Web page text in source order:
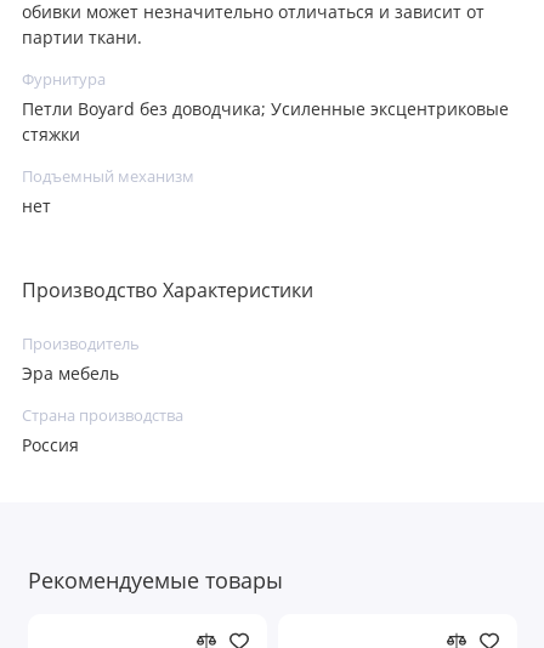
обивки может незначительно отличаться и зависит от
партии ткани.
Фурнитура
Петли Boyard без доводчика; Усиленные эксцентриковые
стяжки
Подъемный механизм
нет
Производство Характеристики
Производитель
Эра мебель
Страна производства
Россия
Рекомендуемые товары